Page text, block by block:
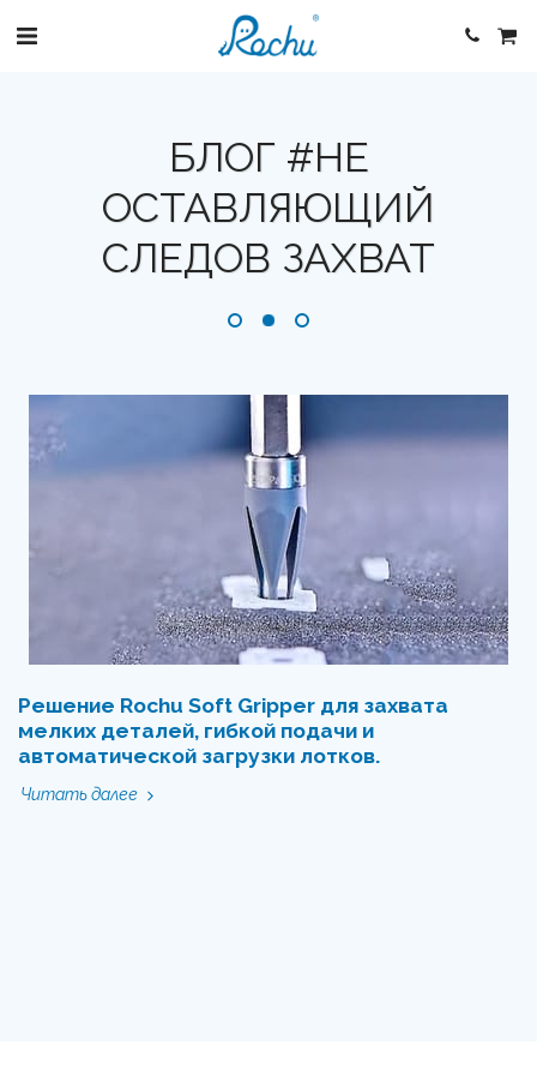
БЛОГ #НЕ
ОСТАВЛЯЮЩИЙ
СЛЕДОВ ЗАХВАТ
Решение Rochu Soft Gripper для захвата
мелких деталей, гибкой подачи и
автоматической загрузки лотков.
Читать далее